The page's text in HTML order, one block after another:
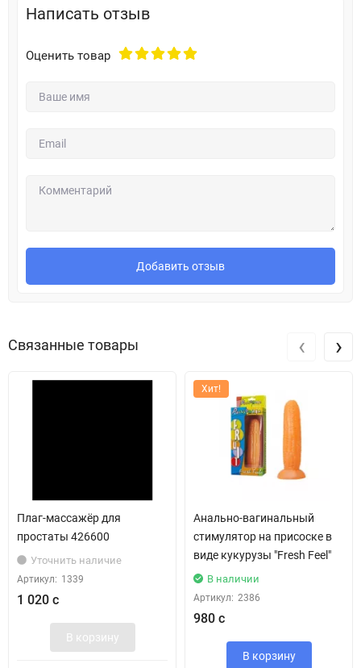
Написать отзыв
Оценить товар
Добавить отзыв
Связанные товары
Плаг-массажёр для
простаты 426600
Уточнить наличие
Артикул: 1339
1 020 с
В корзину
Хит!
Анально-вагинальный
стимулятор на присоске в
виде кукурузы "Fresh Feel"
В наличии
Артикул: 2386
980 с
В корзину
‹ ›